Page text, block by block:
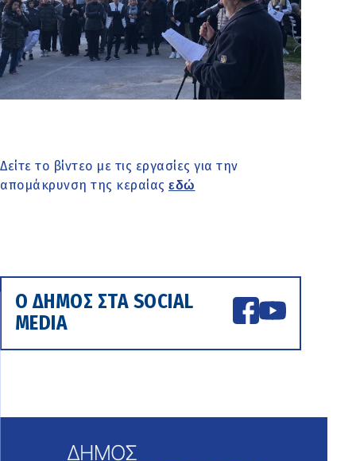
Δείτε το βίντεο με τις εργασίες για την
απομάκρυνση της κεραίας εδώ
Ο ΔΗΜΟΣ ΣΤΑ SOCIAL
MEDIA